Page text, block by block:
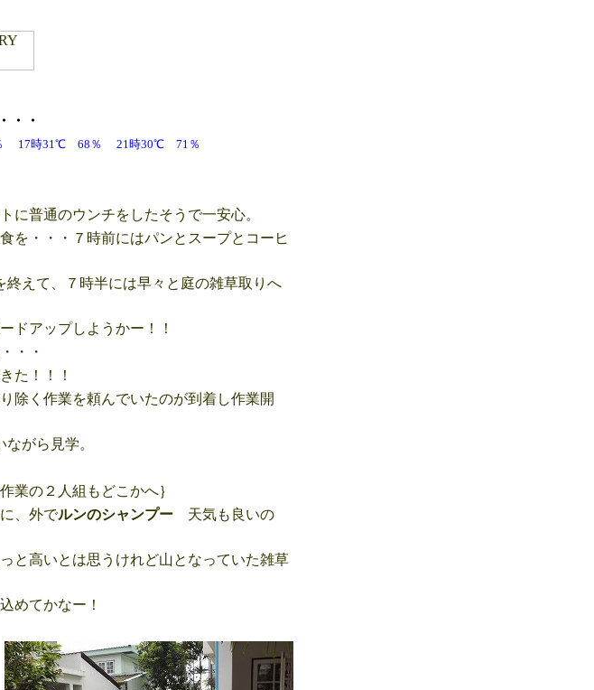
・・
％ 17時31℃ 68％ 21時30℃ 71％
普通のウンチをしたそうで一安心。
を・・・７時前にはパンとスープとコーヒ
えて、７時半には早々と庭の雑草取りへ
ドアップしようかー！！
・・
た！！！
く作業を頼んでいたのが到着し作業開
がら見学。
の２人組もどこかへ｝
、外でルンのシャンプー天気も良いの
高いとは思うけれど山となっていた雑草
めてかなー！